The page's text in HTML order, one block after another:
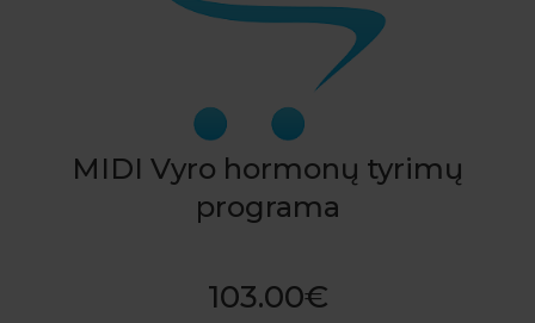
MIDI Vyro hormonų tyrimų
programa
103.00€